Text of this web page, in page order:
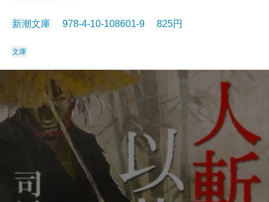
新潮文庫 978-4-10-108601-9 825円
文庫